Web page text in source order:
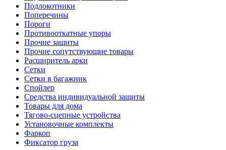
Подлокотники
Поперечины
Пороги
Противооткатные упоры
Прочие защиты
Прочие сопутствующие товары
Расширитель арки
Сетки
Сетки в багажник
Спойлер
Средства индивидуальной защиты
Товары для дома
Тягово-сцепные устройства
Установочные комплекты
Фаркоп
Фиксатор груза